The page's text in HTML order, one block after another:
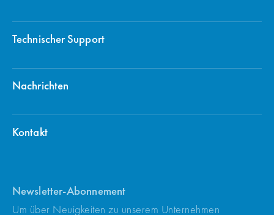
Technischer Support
Nachrichten
Kontakt
Newsletter-Abonnement
Um über Neuigkeiten zu unserem Unternehmen